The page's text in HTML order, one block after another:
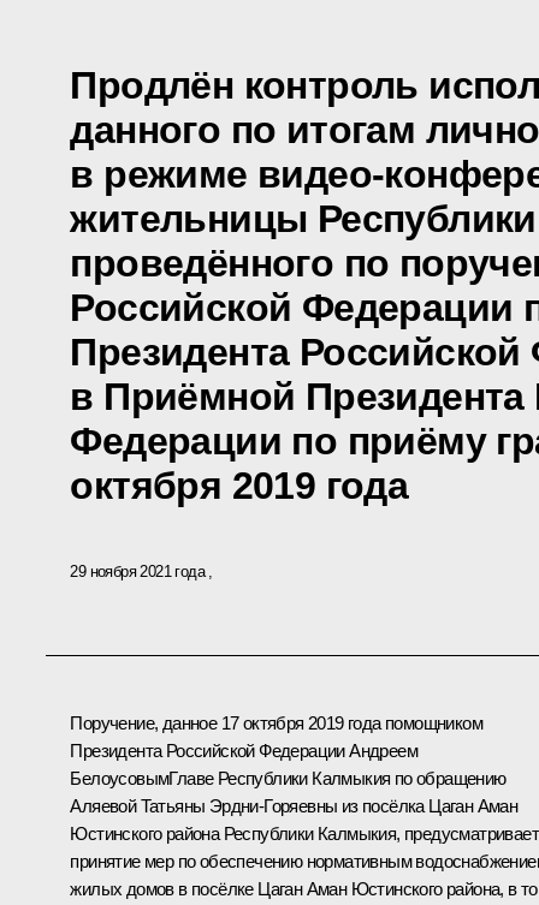
Продлён контроль
данного по итогам
в режиме видео-
жительницы
проведённого по
Российской Федерации
Президента
в Приёмной Президента
Федерации по приёму
октября 2019 года
29 ноября 2021 года
Поручение, данное 17 октября 2019 года помощником
Президента Российской Федерации Андреем
БелоусовымГлаве Республики Калмыкия по обращению
Аляевой Татьяны Эрдни-Горяевны из посёлка Цаган Аман
Юстинского района Республики Калмыкия, предусматривает
принятие мер по обеспечению нормативным
жилых домов в посёлке Цаган Аман Юстинского района, в